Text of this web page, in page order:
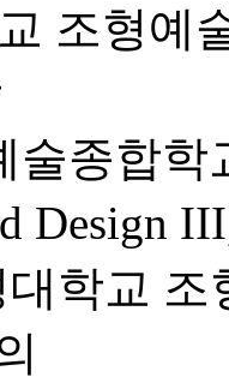
조형예
술종합
Design
대학교